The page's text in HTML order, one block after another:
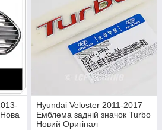
Hyundai Veloster 2011-2017
Емблема задній значок Turbo
Новий Оригінал